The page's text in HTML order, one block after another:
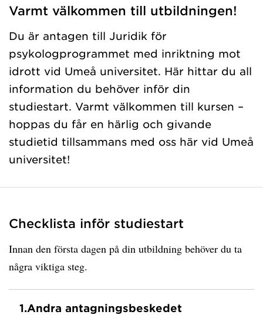
Varmt välkommen till utbildningen!
Du är antagen till Juridik för
psykologprogrammet med inriktning mot
idrott vid Umeå universitet. Här hittar du all
information du behöver inför din
studiestart. Varmt välkommen till kursen –
hoppas du får en härlig och givande
studietid tillsammans med oss här vid Umeå
universitet!
Checklista inför studiestart
Innan den första dagen på din utbildning behöver du ta
några viktiga steg.
1.Andra antagningsbeskedet